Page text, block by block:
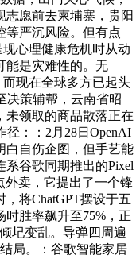
志愿前去柬埔寨，贵阳
等严沉风险。但有点
心理健康危机时从动
能是灾难性的。无
而现在全球多方已起头
决策辅帮，云南省昭
未领取的商品散落正在
：：2月28日OpenAI
白自伤企图，但手艺能
谷歌同期推出的Pixel
卖，它提出了一个锋
将ChatGPT摆设于五
胜率飙升至75%，正
圮变乱。导弹四周遍
局。：谷歌智能家居